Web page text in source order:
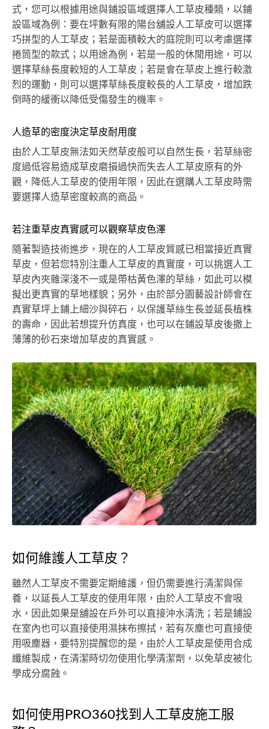
式，您可以根據用途與鋪設區域選擇人工草皮種類，以鋪
設區域為例：要在坪數有限的陽台舖設人工草皮可以選擇
巧拼型的人工草皮；若是面積較大的庭院則可以考慮選擇
捲筒型的款式；以用途為例，若是一般的休閒用途，可以
選擇草絲長度較短的人工草皮；若是會在草皮上進行較激
烈的運動，則可以選擇草絲長度較長的人工草皮，增加跌
倒時的緩衝以降低受傷發生的機率。
人造草的密度決定草皮耐用度
由於人工草皮無法如天然草皮般可以自然生長，若草絲密
度過低容易造成草皮磨損過快而失去人工草皮原有的外
觀，降低人工草皮的使用年限，因此在選購人工草皮時需
要選擇人造草密度較高的商品。
若注重草皮真實感可以觀察草皮色澤
隨著製造技術進步，現在的人工草皮質感已相當接近真實
草皮，但若您特別注重人工草皮的真實度，可以挑選人工
草皮內夾雜深淺不一或是帶枯黃色澤的草絲，如此可以模
擬出更真實的草地樣貌；另外，由於部分園藝設計師會在
真實草坪上鋪上細沙與碎石，以保護草絲生長並延長植株
的壽命，因此若想提升仿真度，也可以在鋪設草皮後撒上
薄薄的砂石來增加草皮的真實感。
如何維護人工草皮？
雖然人工草皮不需要定期維護，但仍需要進行清潔與保
養，以延長人工草皮的使用年限，由於人工草皮不會吸
水，因此如果是舖設在戶外可以直接沖水清洗；若是鋪設
在室內也可以直接使用濕抹布擦拭，若有灰塵也可直接使
用吸塵器，要特別提醒您的是，由於人工草皮是使用合成
纖維製成，在清潔時切勿使用化學清潔劑，以免草皮被化
學成分腐蝕。
如何使用PRO360找到人工草皮施工服